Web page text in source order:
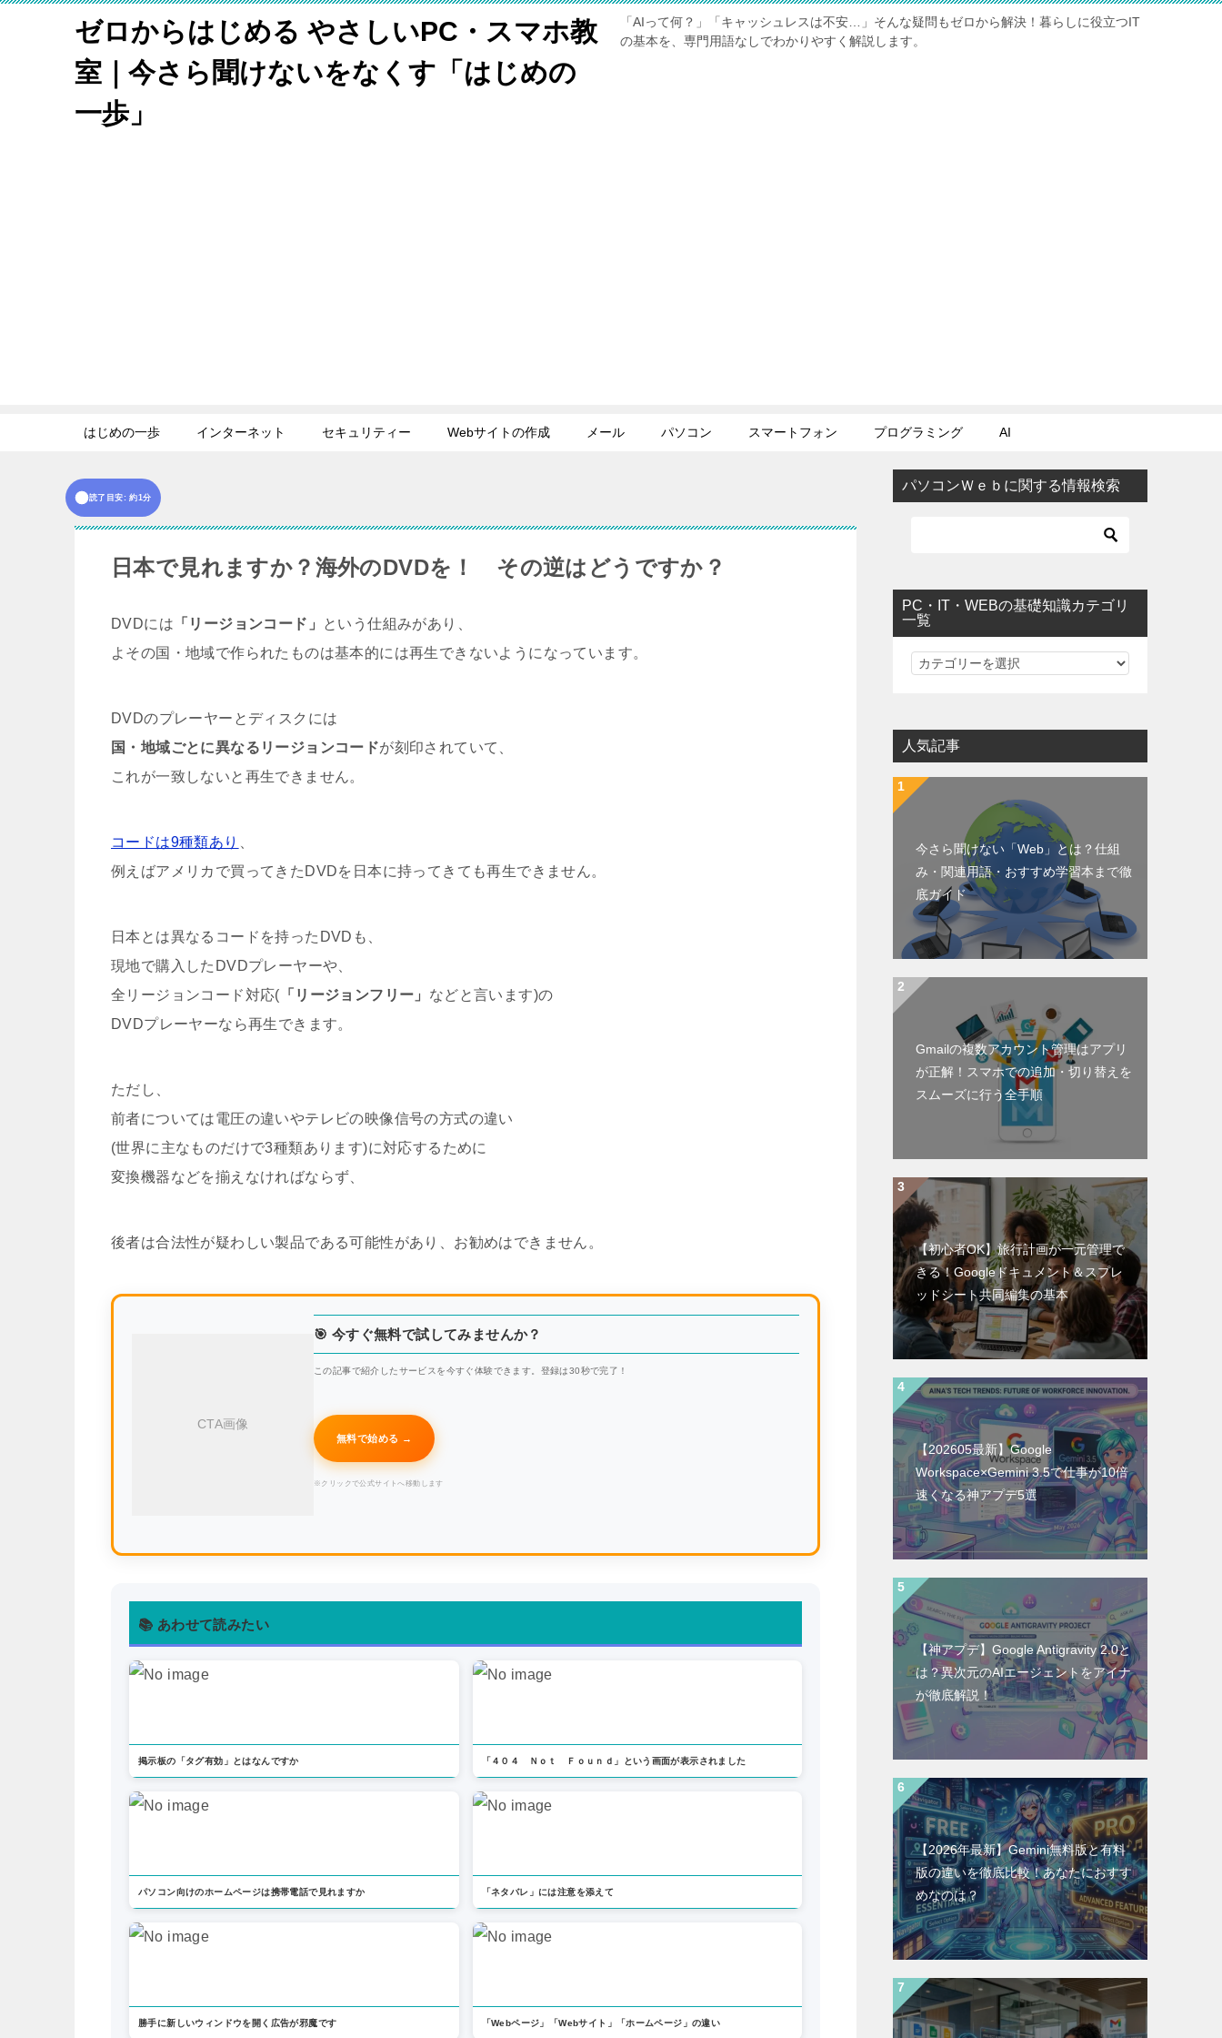
ゼロからはじめる やさしいPC・スマホ教
室｜今さら聞けないをなくす「はじめの
一歩」
「AIって何？」「キャッシュレスは不安…」そんな疑問もゼロから解決！暮らしに役立つIT
の基本を、専門用語なしでわかりやすく解説します。
はじめの一歩 インターネット セキュリティー Webサイトの作成 メール パソコン スマートフォン プログラミング AI
読了目安: 約1分
日本で見れますか？海外のDVDを！ その逆はどうですか？
DVDには 「リージョンコード」
という仕組みがあり、
よその国・地域で作られたものは基本的には再生できないようになっています。
DVDのプレーヤーとディスクには
国・地域ごとに異なるリージョンコードが刻印されていて、
これが一致しないと再生できません。
コードは9種類あり
例えばアメリカで買ってきたDVDを日本に持ってきても再生できません。
日本とは異なるコードを持ったDVDも、
現地で購入したDVDプレーヤーや、
全リージョンコード対応( 「リージョンフリー」 などと言います)の
DVDプレーヤーなら再生できます。
ただし、
前者については電圧の違いやテレビの映像信号の方式の違い
(世界に主なものだけで3種類あります)に対応するために
変換機器などを揃えなければならず、
後者は合法性が疑わしい製品である可能性があり、お勧めはできません。
CTA画像
🎯 今すぐ無料で試してみませんか？
この記事で紹介したサービスを今すぐ体験できます。登録は30秒で完了！
無料で始める →
※クリックで公式サイトへ移動します
📚 あわせて読みたい
掲示板の「タグ有効」とはなんですか 「４０４ Ｎｏｔ Ｆｏｕｎｄ」という画面が表示されました
パソコン向けのホームページは携帯電話で見れますか 「ネタバレ」には注意を添えて
勝手に新しいウィンドウを開く広告が邪魔です 「Webページ」「Webサイト」「ホームページ」の違い
パソコンＷｅｂに関する情報検索
PC・IT・WEBの基礎知識カテゴリ
一覧
PC・IT・WEBの基礎知識カテゴリ一覧
人気記事
今さら聞けない「Web」とは？仕組
み・関連用語・おすすめ学習本まで徹
底ガイド
Gmailの複数アカウント管理はアプリ
が正解！スマホでの追加・切り替えを
スムーズに行う全手順
【初心者OK】旅行計画が一元管理で
きる！Googleドキュメント＆スプレ
ッドシート共同編集の基本
【202605最新】Google
Workspace×Gemini 3.5で仕事が10倍
速くなる神アプデ5選
【神アプデ】Google Antigravity 2.0と
は？異次元のAIエージェントをアイナ
が徹底解説！
【2026年最新】Gemini無料版と有料
版の違いを徹底比較！あなたにおすす
めなのは？